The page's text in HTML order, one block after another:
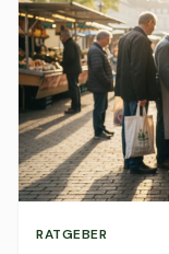
RATGEBER